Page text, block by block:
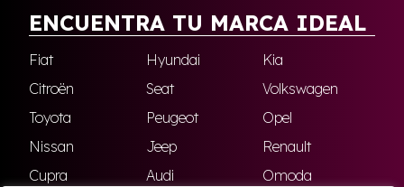
ENCUENTRA TU MARCA IDEAL
Fiat Hyundai
Kia
Citroën
Seat
Volkswagen
Toyota
Peugeot
Opel
Nissan
Jeep
Renault
Cupra
Audi Omoda